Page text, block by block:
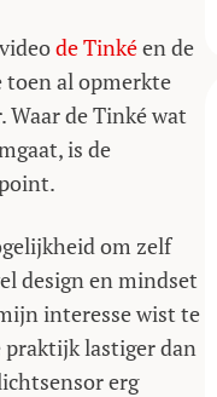
de Tinkéen de
toen al opmerkte
Waar de Tinké wat
is de
om zelf
design en mindset
interesse wist te
lastiger dan
erg